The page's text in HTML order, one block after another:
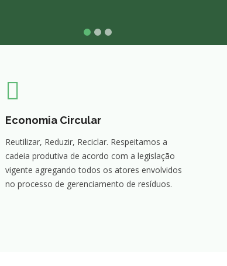
Economia Circular
Reutilizar, Reduzir, Reciclar. Respeitamos a
cadeia produtiva de acordo com a legislação
vigente agregando todos os atores envolvidos
no processo de gerenciamento de resíduos.